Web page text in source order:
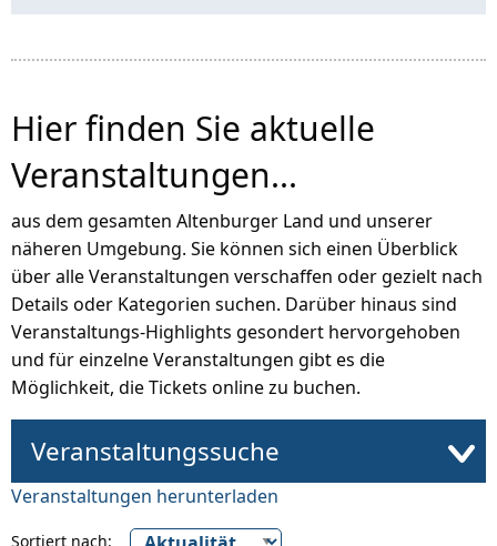
und über 20 Vereinen der Region.
Hier finden Sie aktuelle
Veranstaltungen...
aus dem gesamten Altenburger Land und unserer
näheren Umgebung. Sie können sich einen Überblick
über alle Veranstaltungen verschaffen oder gezielt nach
Details oder Kategorien suchen. Darüber hinaus sind
Veranstaltungs-Highlights gesondert hervorgehoben
und für einzelne Veranstaltungen gibt es die
Möglichkeit, die Tickets online zu buchen.
Veranstaltungssuche
Veranstaltungen herunterladen
Sortiert nach: